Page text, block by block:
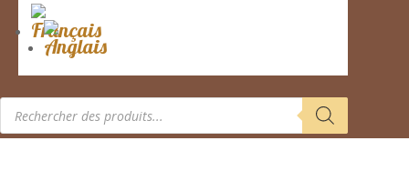
Recherche
produits